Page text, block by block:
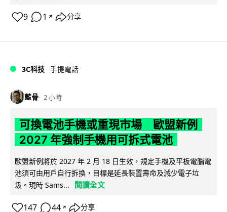
9 1 ↗ 分享
3C科技 手提電話
藍骨 2 小時
可換電池手機或重現市場 歐盟新例
2027 年強制手機用可拆式電池
歐盟新例將於 2027 年 2 月 18 日生效，規定手機及平板電腦電
池須可由用戶自行拆換，目標是延長裝置壽命及減少電子垃
圾。現時 Sams...
閱讀全文
147 44 ↗ 分享